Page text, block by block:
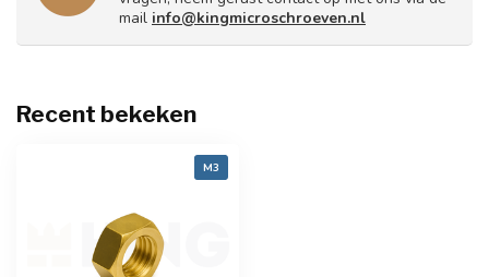
mail info@kingmicroschroeven.nl
Recent bekeken
M3